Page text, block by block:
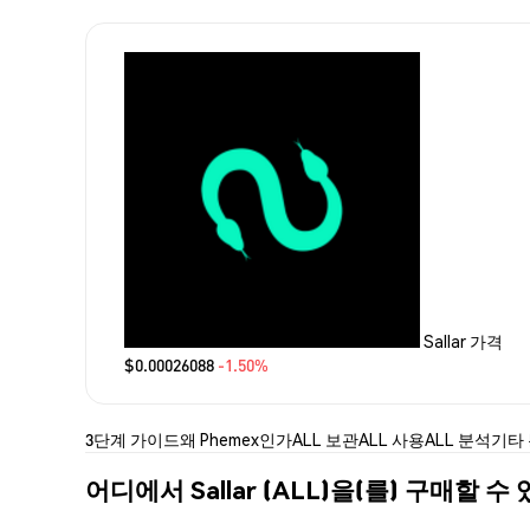
Sallar 가격
$0.00026088 -1.50%
3단계 가이드왜 Phemex인가ALL 보관ALL 사용ALL 분석기타
어디에서 Sallar (ALL)을(를) 구매할 수